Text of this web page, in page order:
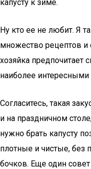
капусту к зиме.
Ну кто ее не любит. Я
множество рецептов и
хозяйка предпочитает
наиболее интересными
Согласитесь, такая
и на праздничном
нужно брать капусту
плотные и чистые,
бочков. Еще один